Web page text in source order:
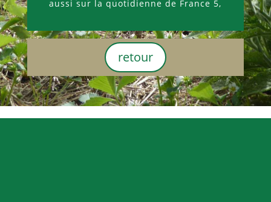
aussi sur la quotidienne de France 5,
retour